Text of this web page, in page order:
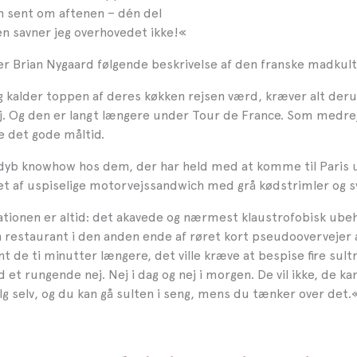
sent om aftenen – dén del
savner jeg overhovedet ikke!«
Brian Nygaard følgende beskrivelse af den franske
kalder toppen af deres køkken rejsen værd, kræver alt
Og den er langt længere under Tour de France. Som
det gode måltid.
knowhow hos dem, der har held med at komme til Paris
af uspiselige motorvejssandwich med grå kødstrimler og
er altid: det akavede og nærmest klaustrofobisk
restaurant i den anden ende af røret kort pseudoovervejer
de ti minutter længere, det ville kræve at bespise fire
rungende nej. Nej i dag og nej i morgen. De vil ikke, de
selv, og du kan gå sulten i seng, mens du tænker over